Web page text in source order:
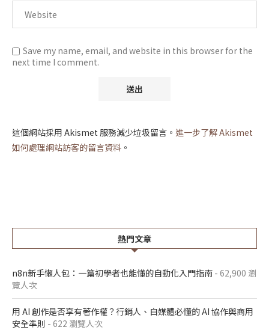
Save my name, email, and website in this browser for the
next time I comment.
這個網站採用 Akismet 服務減少垃圾留言。 進一步了解 Akismet
如何處理網站訪客的留言資料 。
熱門文章
n8n新手懶人包：一篇初學者也能懂的自動化入門指南 - 62,900 瀏
覽人次
用 AI 創作是否享有著作權？行銷人、自媒體必懂的 AI 協作與商用
安全準則 - 622 瀏覽人次